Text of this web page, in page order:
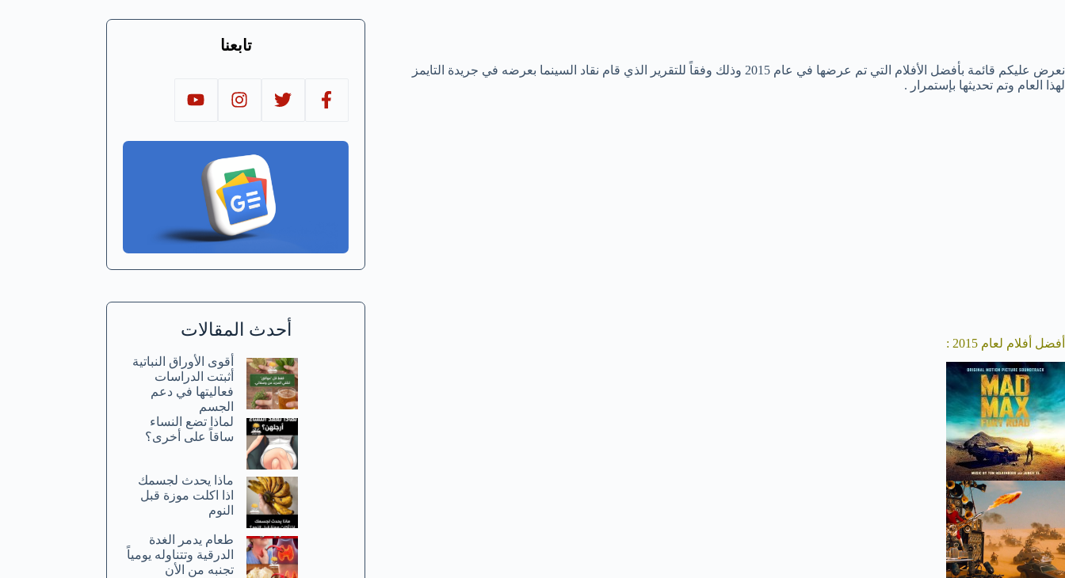
نعرض عليكم قائمة بأفضل الأفلام التي تم عرضها في عام 2015 وذلك وفقاً للتقرير الذي قام نقاد السينما بعرضه في جريدة التايمز
لهذا العام وتم تحديثها بإستمرار .
أفضل أفلام لعام 2015 :
تابعنا
أحدث المقالات
أقوى الأوراق النباتية
أثبتت الدراسات
فعاليتها في دعم
الجسم
لماذا تضع النساء
ساقاً على أخرى؟
ماذا يحدث لجسمك
اذا اكلت موزة قبل
النوم
طعام يدمر الغدة
الدرقية وتتناوله يومياً
تجنبه من الأن